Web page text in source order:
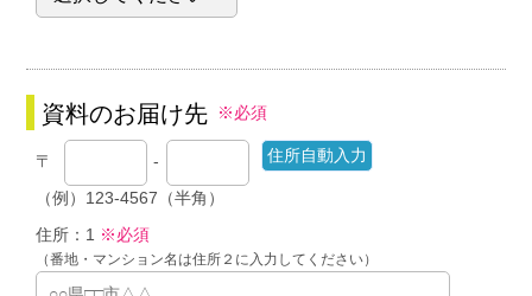
資料のお届け先 ※必須
〒
-
（例）123-4567（半角）
住所：1 ※必須
（番地・マンション名は住所２に入力してください）